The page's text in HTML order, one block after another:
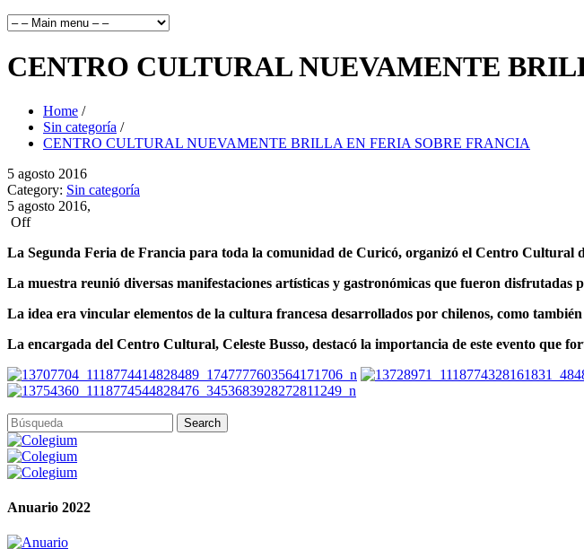
CENTRO CULTURAL NUEVAMENTE
Home /
Sin categoría /
CENTRO CULTURAL NUEVAMENTE BRILLA EN FERIA SOBRE FRANCIA
5 agosto 2016
Category: Sin categoría
5 agosto 2016,
Off
La Segunda Feria de Francia para toda la comunidad de Curicó, organizó el Centro Cultural
La muestra reunió diversas manifestaciones artísticas y gastronómicas que fueron
La idea era vincular elementos de la cultura francesa desarrollados por chilenos, como
La encargada del Centro Cultural, Celeste Busso, destacó la importancia de este evento que
Anuario 2022